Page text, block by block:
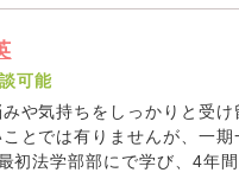
可能
や気持ちをしっかりと受
とでは有りませんが、一
学部部にで学び、4年間